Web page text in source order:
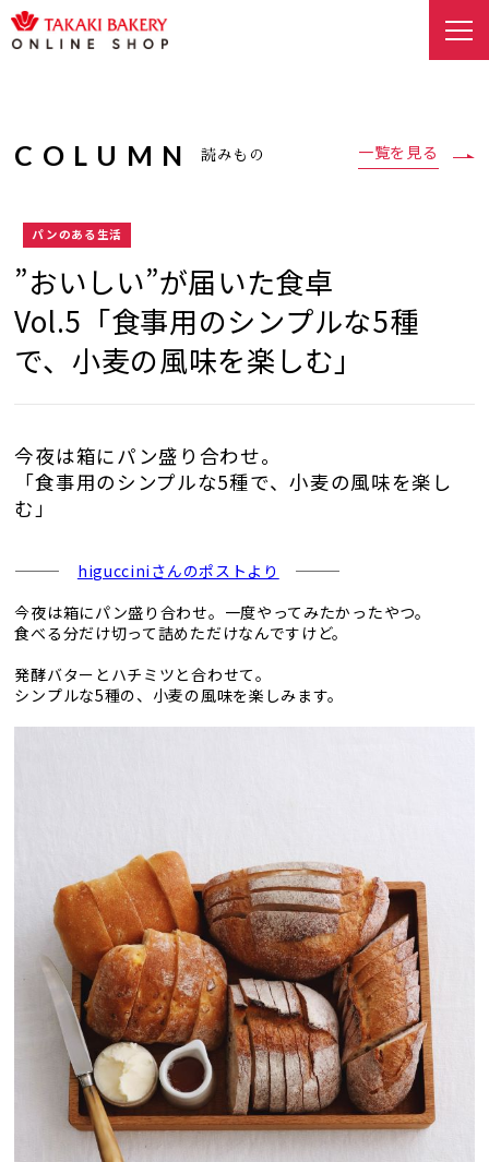
COLUMN 読みもの 一覧を見る
パンのある生活
”おいしい”が届いた食卓
Vol.5「食事用のシンプルな5種
で、小麦の風味を楽しむ」
今夜は箱にパン盛り合わせ。
「食事用のシンプルな5種で、小麦の風味を楽し
む」
——— higucciniさんのポストより
———
今夜は箱にパン盛り合わせ。一度やってみたかったやつ。
食べる分だけ切って詰めただけなんですけど。
発酵バターとハチミツと合わせて。
シンプルな5種の、小麦の風味を楽しみます。